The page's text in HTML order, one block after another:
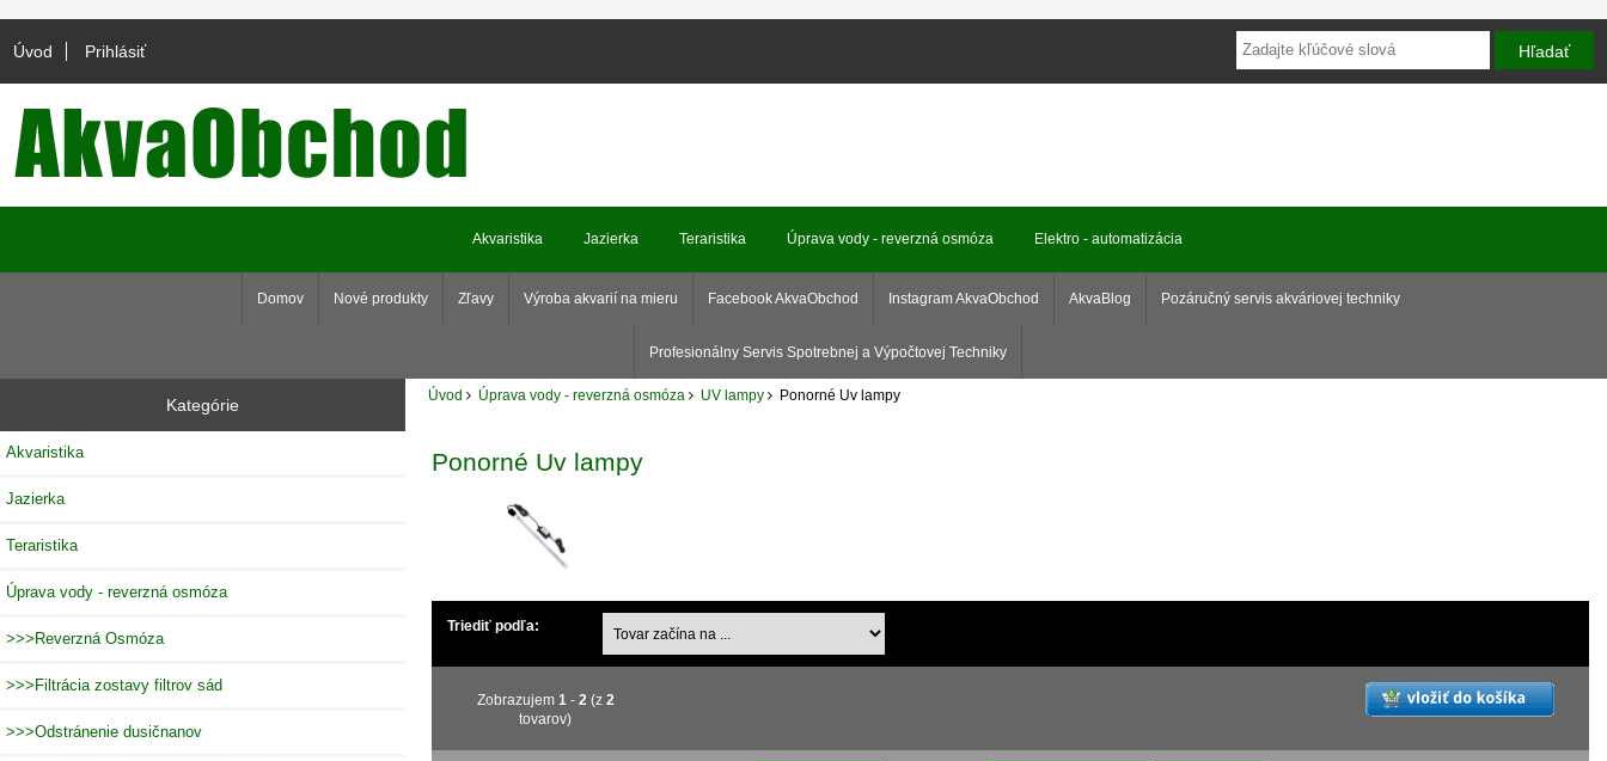
Úvod Prihlásiť
Akvaristika Jazierka Teraristika Úprava vody - reverzná osmóza Elektro - automatizácia
Domov Nové produkty Zľavy Výroba akvarií na mieru Facebook AkvaObchod Instagram AkvaObchod AkvaBlog Pozáručný servis akváriovej techniky
Profesionálny Servis Spotrebnej a Výpočtovej Techniky
Kategórie
Akvaristika
Jazierka
Teraristika
Úprava vody - reverzná osmóza
>>>Reverzná Osmóza
>>>Filtrácia zostavy filtrov sád
>>>Odstránenie dusičnanov
Úvod Úprava vody - reverzná osmóza UV lampy Ponorné Uv lampy
Ponorné Uv lampy
Triediť podľa:
Zobrazujem 1 - 2 (z 2
tovarov)